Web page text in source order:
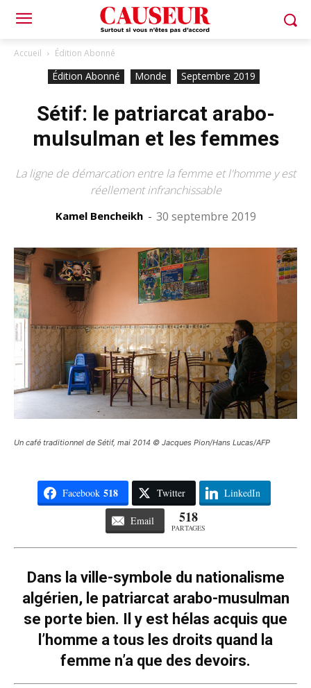
Accueil Édition Abonné
Édition Abonné Monde Septembre 2019
Sétif: le patriarcat arabo-
mulsulman et les femmes
La ligne de démarcation entre la femme et l'homme y est
réellement infranchissable
Kamel Bencheikh - 30 septembre 2019
Un café traditionnel de Sétif, mai 2014 © Jacques Pion/Hans Lucas/AFP
Facebook 518 Twitter LinkedIn
Email 518
PARTAGES
Dans la ville-symbole du nationalisme
algérien, le patriarcat arabo-musulman
se porte bien. Il y est hélas acquis que
l’homme a tous les droits quand la
femme n’a que des devoirs.